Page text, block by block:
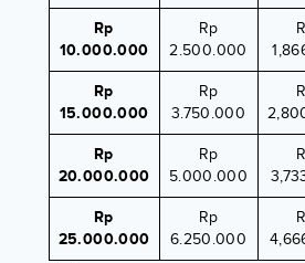
Rp
10.000.000
Rp
2.500.000
Rp
15.000.000
Rp
3.750.000
Rp
20.000.000
Rp
5.000.000
Rp
25.000.000
Rp
6.250.000